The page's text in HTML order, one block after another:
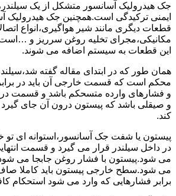
جک هیدرولیک آسانسور متشکل از یک
ایمنی ترکیدگی است.همچنین جک هیدرولیک
قطعات دیگری مانند شیر هواگیری،انواع
مکانیکی،مجرای تخلیه روغن سرریز و
این قطعات به سیستم اضافه می شوند.
همان طور که در ابتدای مقاله گفته
محکم است که قسمت خارجی آن باید در
و فشارهای وارده متسحکم باشد و قسمت
و صیقلی باشد که پیستون درون آن جای
کند.
پیستون یا شفت جک آسانسور،استوانه ای تو
در داخل سیلندر قرار می گیرد و قسمت
می شود.پیستون با فشار روغن جابجا می
می شود.سطح خارجی پیستون باید کاملا
برابر فشارهایی که وارد می شود استحکام